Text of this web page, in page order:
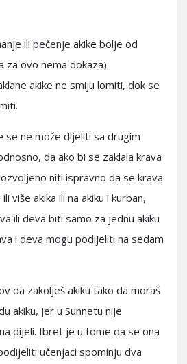
ili pečenje akike bolje od
za ovo nema dokaza).
akike ne smiju lomiti, dok se
se ne može dijeliti sa drugim
da ako bi se zaklala krava
niti ispravno da se krava
više akika ili na akiku i kurban,
ili deva biti samo za jednu akiku
i deva mogu podijeliti na sedam
da zakolješ akiku tako da moraš
akiku, jer u Sunnetu nije
dijeli. Ibret je u tome da se ona
učenjaci spominju dva